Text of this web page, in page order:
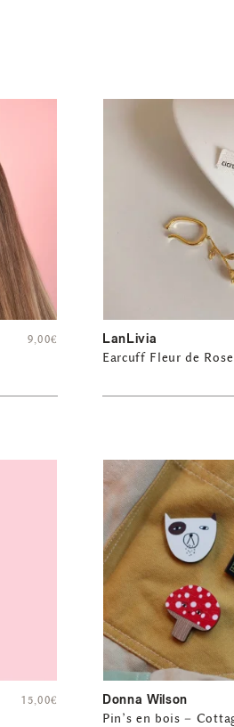
9,00€ LanLivia
Earcuff Fleur de
15,00€ Donna Wilson
Pin’s en bois –